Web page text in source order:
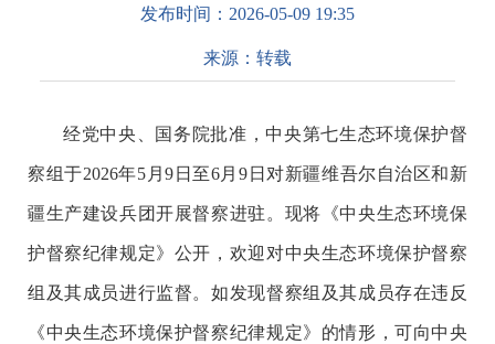
发布时间： 2026-05-09 19:35
来源： 转载
经党中央、国务院批准，中央第七生态环境保护督
察组于2026年5月9日至6月9日对新疆维吾尔自治区和新
疆生产建设兵团开展督察进驻。现将《中央生态环境保
护督察纪律规定》公开，欢迎对中央生态环境保护督察
组及其成员进行监督。如发现督察组及其成员存在违反
《中央生态环境保护督察纪律规定》的情形，可向中央